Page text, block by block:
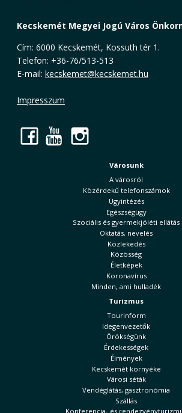
Kecskemét Megyei Jogú Város
Cím: 6000 Kecskemét, Kossuth tér 1.
Telefon: +36-76/513-513
E-mail: kecskemet@kecskemet.hu
Impresszum
Facebook
YouTube
Városunk
A városról
Közérdekű telefonszámok
Ügyintézés
Egészségügy
Szociális és gyermekjóléti ellátás
Oktatás, nevelés
Közlekedés
Közösség
Életképek
Koronavírus
Minden, ami hulladék
Turizmus
Tourinform
Idegenvezetők
Örökségünk
Érdekességek
Élmények
Kecskemét környéke
Városi séták
Vendéglátás, gasztronómia
Szállás
Konferencia- és